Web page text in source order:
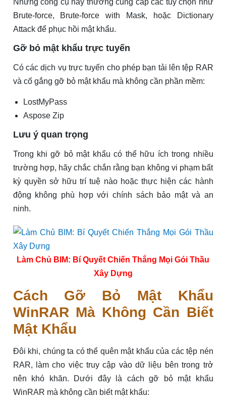
Những công cụ này thường cung cấp các tùy chọn như
Brute-force, Brute-force with Mask, hoặc Dictionary
Attack để phục hồi mật khẩu.
Gỡ bỏ mật khẩu trực tuyến
Có các dịch vụ trực tuyến cho phép bạn tải lên tệp RAR
và cố gắng gỡ bỏ mật khẩu mà không cần phần mềm:
LostMyPass
Aspose Zip
Lưu ý quan trọng
Trong khi gỡ bỏ mật khẩu có thể hữu ích trong nhiều
trường hợp, hãy chắc chắn rằng bạn không vi phạm bất
kỳ quyền sở hữu trí tuệ nào hoặc thực hiện các hành
động không phù hợp với chính sách bảo mật và an
ninh.
Làm Chủ BIM: Bí Quyết Chiến Thắng Mọi Gói Thầu
Xây Dựng
Cách Gỡ Bỏ Mật Khẩu
WinRAR Mà Không Cần Biết
Mật Khẩu
Đôi khi, chúng ta có thể quên mật khẩu của các tệp nén
RAR, làm cho việc truy cập vào dữ liệu bên trong trở
nên khó khăn. Dưới đây là cách gỡ bỏ mật khẩu
WinRAR mà không cần biết mật khẩu: